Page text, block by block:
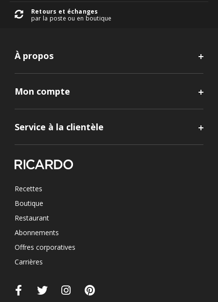
Retours et échanges
par la poste ou en boutique
À propos
Mon compte
Service à la clientèle
Recettes
Boutique
Restaurant
Abonnements
Offres corporatives
Carrières